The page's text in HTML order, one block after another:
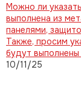
Можно ли
выполнена из
панелями,
Также, просим
будут
10/11/25